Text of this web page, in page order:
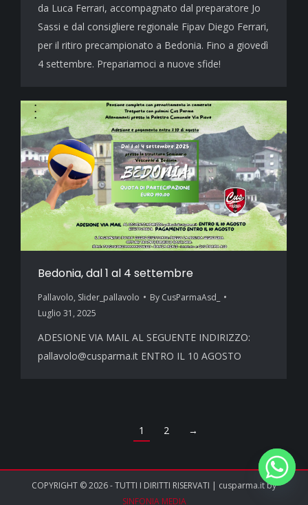
da Luca Ferrari, accompagnato dal preparatore Jo
Sassi e dal consigliere regionale Fipav Diego Ferrari,
per il ritiro precampionato a Bedonia. Fino a giovedì
4 settembre. Prepariamoci a nuove sfide!
Bedonia, dal 1 al 4 settembre
Pallavolo, Slider_pallavolo By CusParmaAsd_
Luglio 31, 2025
ADESIONE VIA MAIL AL SEGUENTE INDIRIZZO:
pallavolo@cusparma.it ENTRO IL 10 AGOSTO
1 2 →
COPYRIGHT © 2026 - TUTTI I DIRITTI RISERVATI | cusparma.it by
SINFONIA MEDIA